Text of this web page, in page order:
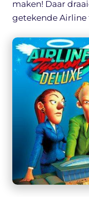
maken! Daar
getekende Airline